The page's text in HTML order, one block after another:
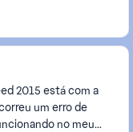
a EA App ...
2015 está com a
um erro de
no meu